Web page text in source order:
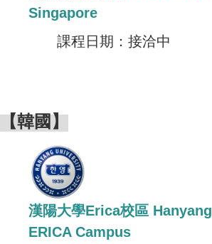
Singapore
課程日期：接洽中
【韓國】
漢陽大學Erica校區
ERICA Campus